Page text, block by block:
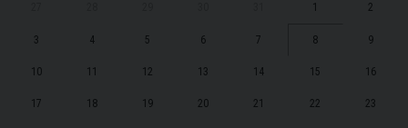
1 2
3 4 5 6 7 8 9
10 11 12 13 14 15 16
17 18 19 20 21 22 23